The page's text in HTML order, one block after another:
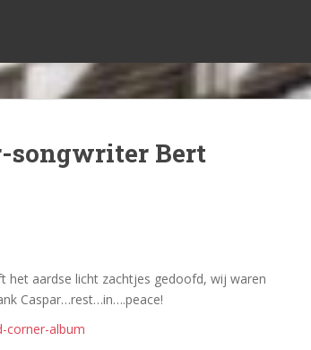
songwriter Bert
het aardse licht zachtjes gedoofd, wij waren
Caspar…rest…in….peace!
corner-album